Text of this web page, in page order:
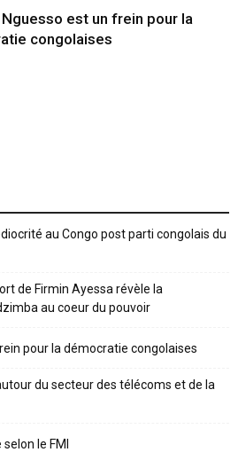
est un frein pour la
congolaises
au Congo post parti congolais du
de Firmin Ayessa révèle la
au coeur du pouvoir
pour la démocratie congolaises
du secteur des télécoms et de la
le FMI